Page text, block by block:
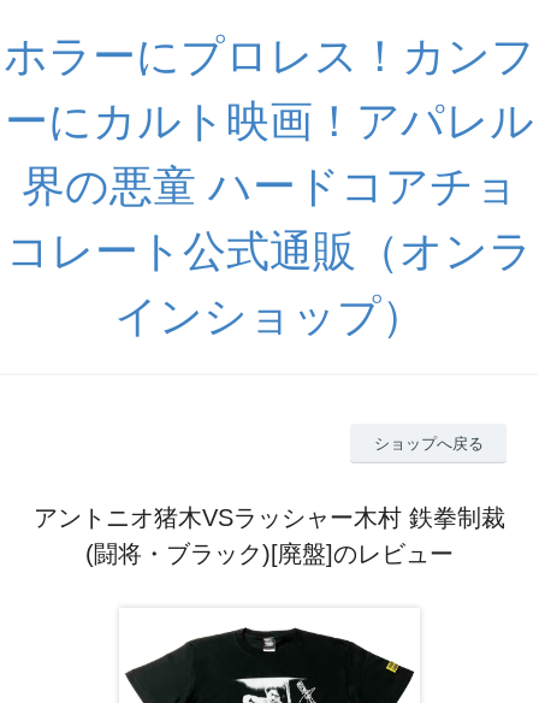
ホラーにプロレス！カンフ
ーにカルト映画！アパレル
界の悪童 ハードコアチョ
コレート公式通販（オンラ
インショップ）
ショップへ戻る
アントニオ猪木VSラッシャー木村 鉄拳制裁
(闘将・ブラック)[廃盤]のレビュー